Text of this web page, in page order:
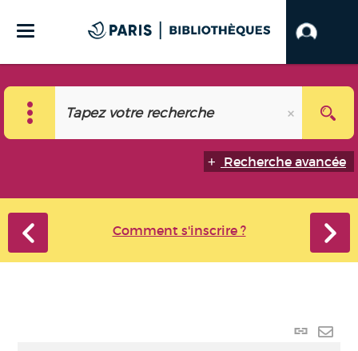
Recherche avancée
Comment s'inscrire ?
Lien